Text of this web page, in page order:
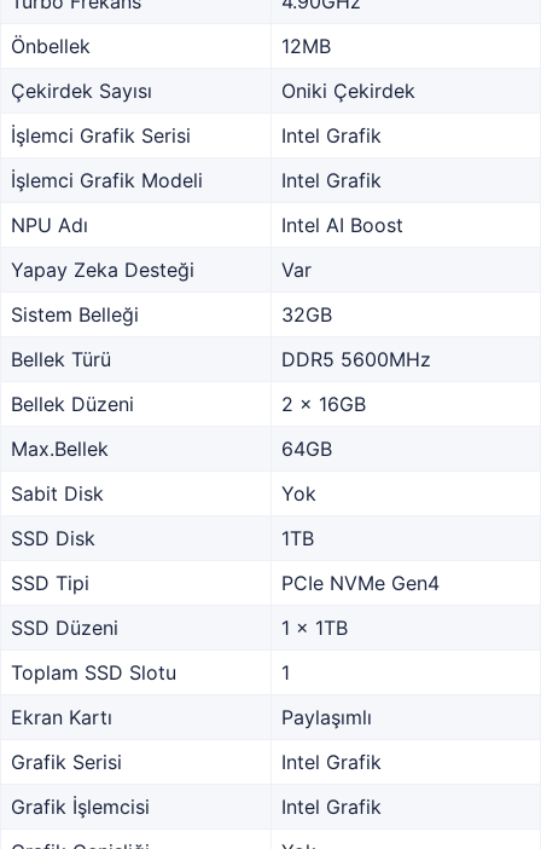
Önbellek
12MB
Çekirdek Sayısı
Oniki Çekirdek
İşlemci Grafik Serisi
Intel Grafik
İşlemci Grafik Modeli
Intel Grafik
NPU Adı
Intel AI Boost
Yapay Zeka Desteği
Var
Sistem Belleği
32GB
Bellek Türü
DDR5 5600MHz
Bellek Düzeni
2 x 16GB
Max.Bellek
64GB
Sabit Disk
Yok
SSD Disk
1TB
SSD Tipi
PCIe NVMe Gen4
SSD Düzeni
1 x 1TB
Toplam SSD Slotu
1
Ekran Kartı
Paylaşımlı
Grafik Serisi
Intel Grafik
Grafik İşlemcisi
Intel Grafik